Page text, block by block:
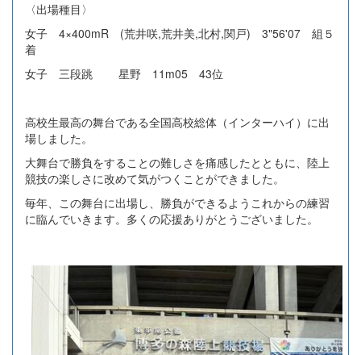
〈出場種目〉
女子 4×400mR (荒井咲,荒井美,北村,関戸) 3"56'07 組５
着
女子 三段跳 星野 11m05 43位
高校生最高の舞台である全国高校総体（インターハイ）に出
場しました。
大舞台で勝負をすることの難しさを痛感したとともに、陸上
競技の楽しさに改めて気がつくことができました。
毎年、この舞台に出場し、勝負ができるようこれからの練習
に臨んでいきます。多くの応援ありがとうございました。